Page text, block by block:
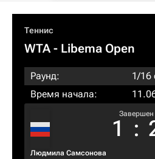
Теннис
WTA- Libema Open
Раунд:
1/16
Время начала:
Людмила Самсонова
Завершен
1 :